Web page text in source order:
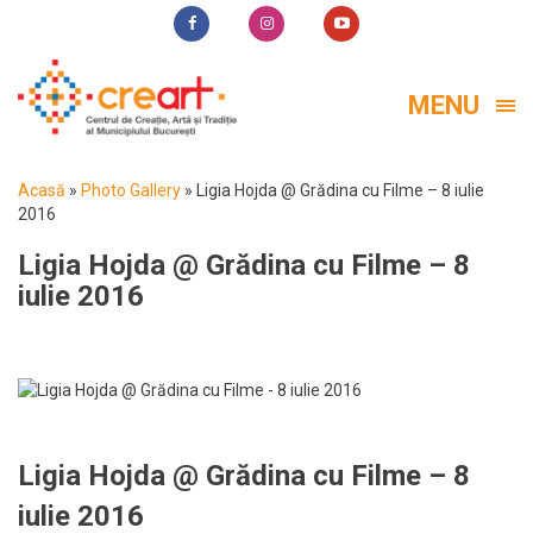
MENU
Acasă » Photo Gallery »
Ligia Hojda @ Grădina cu Filme – 8 iulie
2016
Ligia Hojda @ Grădina cu Filme – 8
iulie 2016
Ligia Hojda @ Grădina cu Filme – 8
iulie 2016